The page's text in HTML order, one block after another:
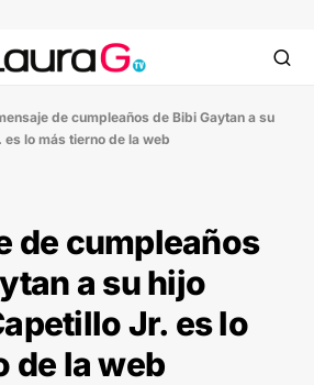
de cumpleaños de Bibi Gaytan a su
lo más tierno de la web
de cumpleaños
a su hijo
Jr. es lo
de la web